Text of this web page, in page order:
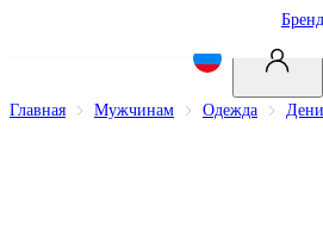
Главная Мужчинам Одежда